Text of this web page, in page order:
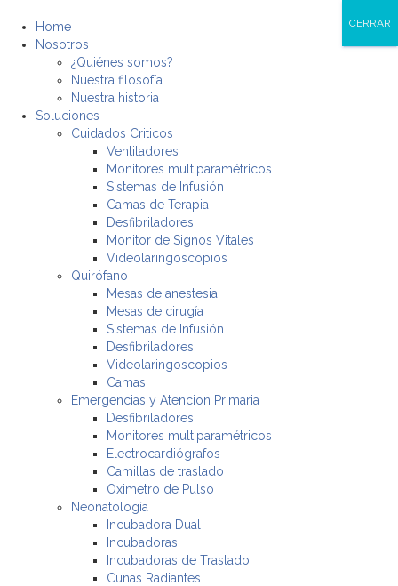
Home
Nosotros
¿Quiénes somos?
Nuestra filosofía
Nuestra historia
Soluciones
Cuidados Criticos
Ventiladores
Monitores multiparamétricos
Sistemas de Infusión
Camas de Terapia
Desfibriladores
Monitor de Signos Vitales
Videolaringoscopios
Quirófano
Mesas de anestesia
Mesas de cirugía
Sistemas de Infusión
Desfibriladores
Videolaringoscopios
Camas
Emergencias y Atencion Primaria
Desfibriladores
Monitores multiparamétricos
Electrocardiógrafos
Camillas de traslado
Oximetro de Pulso
Neonatología
Incubadora Dual
Incubadoras
Incubadoras de Traslado
Cunas Radiantes
CERRAR